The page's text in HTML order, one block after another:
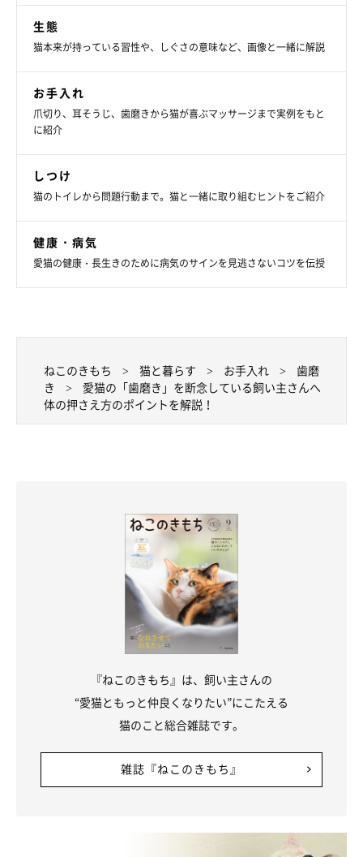
生態
猫本来が持っている習性や、しぐさの意味など、画像と一緒に解説
お手入れ
爪切り、耳そうじ、歯磨きから猫が喜ぶマッサージまで実例をもと
に紹介
しつけ
猫のトイレから問題行動まで。猫と一緒に取り組むヒントをご紹介
健康・病気
愛猫の健康・長生きのために病気のサインを見逃さないコツを伝授
ねこのきもち 猫と暮らす お手入れ
歯磨
き
愛猫の「歯磨き」を断念している飼い主さんへ
体の押さえ方のポイントを解説！
『ねこのきもち』は、飼い主さんの
“愛猫ともっと仲良くなりたい”にこたえる
猫のこと総合雑誌です。
雑誌『ねこのきもち』